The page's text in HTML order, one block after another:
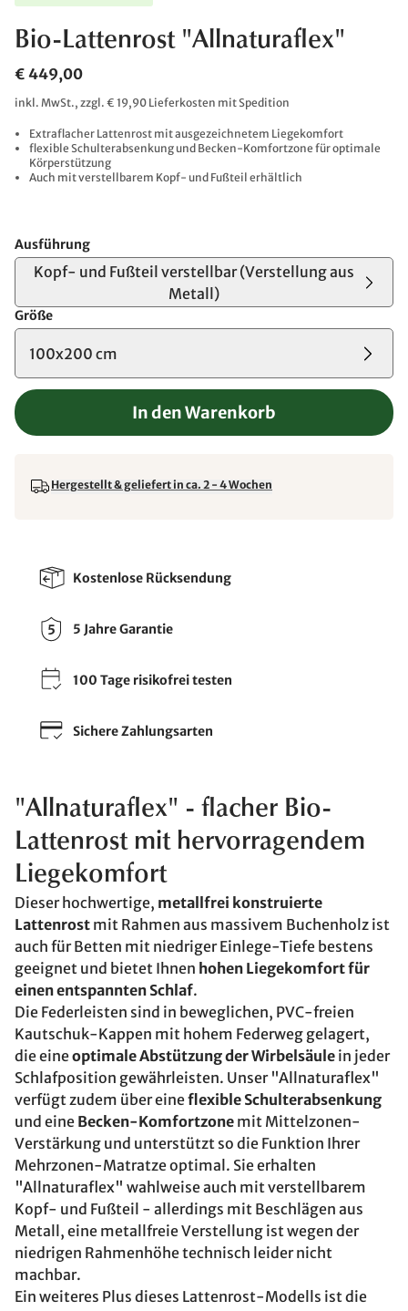
Bio-Lattenrost "Allnaturaflex"
€ 449,00
inkl. MwSt., zzgl. € 19,90 Lieferkosten mit Spedition
Extraflacher Lattenrost mit ausgezeichnetem Liegekomfort
flexible Schulterabsenkung und Becken-Komfortzone für optimale
Körperstützung
Auch mit verstellbarem Kopf- und Fußteil erhältlich
Ausführung
Kopf- und Fußteil verstellbar (Verstellung aus
Metall)
Größe
100x200 cm
In den Warenkorb
Hergestellt & geliefert in ca. 2 - 4 Wochen
Kostenlose Rücksendung
5 Jahre Garantie
100 Tage risikofrei testen
Sichere Zahlungsarten
"Allnaturaflex" - flacher Bio-
Lattenrost mit hervorragendem
Liegekomfort
Dieser hochwertige, metallfrei konstruierte
Lattenrost mit Rahmen aus massivem Buchenholz ist
auch für Betten mit niedriger Einlege-Tiefe bestens
geeignet und bietet Ihnen hohen Liegekomfort für
einen entspannten Schlaf.
Die Federleisten sind in beweglichen, PVC-freien
Kautschuk-Kappen mit hohem Federweg gelagert,
die eineoptimale Abstützung der Wirbelsäule in jeder
Schlafposition gewährleisten. Unser "Allnaturaflex"
verfügt zudem über eineflexible Schulterabsenkung
und eine Becken-Komfortzone mit Mittelzonen-
Verstärkung und unterstützt so die Funktion Ihrer
Mehrzonen-Matratze optimal. Sie erhalten
"Allnaturaflex" wahlweise auch mit verstellbarem
Kopf- und Fußteil - allerdings mit Beschlägen aus
Metall, eine metallfreie Verstellung ist wegen der
niedrigen Rahmenhöhe technisch leider nicht
machbar.
Ein weiteres Plus dieses Lattenrost-Modells ist die